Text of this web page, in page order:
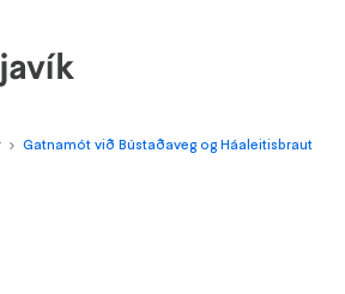
>
Gatnamót við Bústaðaveg og Háaleitisbraut